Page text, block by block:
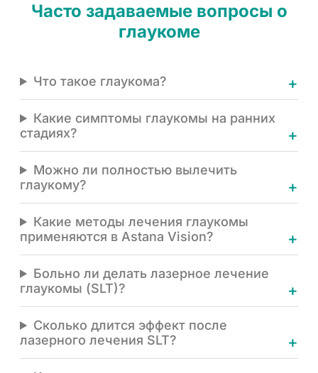
Часто задаваемые вопросы о
глаукоме
Что такое глаукома?
Какие симптомы глаукомы на ранних
стадиях?
Можно ли полностью вылечить
глаукому?
Какие методы лечения глаукомы
применяются в Astana Vision?
Больно ли делать лазерное лечение
глаукомы (SLT)?
Сколько длится эффект после
лазерного лечения SLT?